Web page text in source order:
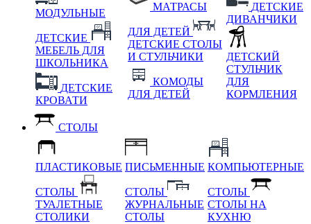
МОДУЛЬНЫЕ
ДЕТСКИЕ
МЕБЕЛЬ ДЛЯ
ШКОЛЬНИКА
ДЕТСКИЕ
КРОВАТИ
МАТРАСЫ
ДЛЯ ДЕТЕЙ
ДЕТСКИЕ СТОЛЫ
И СТУЛЬЧИКИ
КОМОДЫ
ДЛЯ ДЕТЕЙ
ДЕТСКИЕ
ДИВАНЧИКИ
ДЕТСКИЙ
СТУЛЬЧИК
ДЛЯ
КОРМЛЕНИЯ
СТОЛЫ
ПЛАСТИКОВЫЕ
СТОЛЫ
ТУАЛЕТНЫЕ
СТОЛИКИ
ПИСЬМЕННЫЕ
СТОЛЫ
ЖУРНАЛЬНЫЕ
СТОЛЫ
КОМПЬЮТЕРНЫЕ
СТОЛЫ
СТОЛЫ НА
КУХНЮ